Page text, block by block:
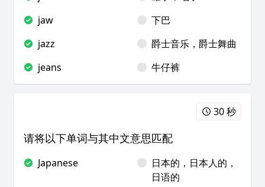
jaw
下巴
jazz
爵士音乐，爵士舞曲
jeans
牛仔裤
30 秒
请将以下单词与其中文意思匹配
Japanese
日本的，日本人的，
日语的